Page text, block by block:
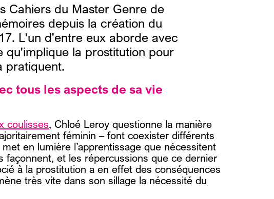
Cahiers du Master Genre de
depuis la création du
L'un d'entre eux aborde avec
qu'implique la prostitution pour
pratiquent.
tous les aspects de sa vie
coulisses, Chloé Leroy questionne la manière
féminin – font coexister différents
en lumière l’apprentissage que nécessitent
façonnent, et les répercussions que ce dernier
à la prostitution a en effet des conséquences
très vite dans son sillage la nécessité du